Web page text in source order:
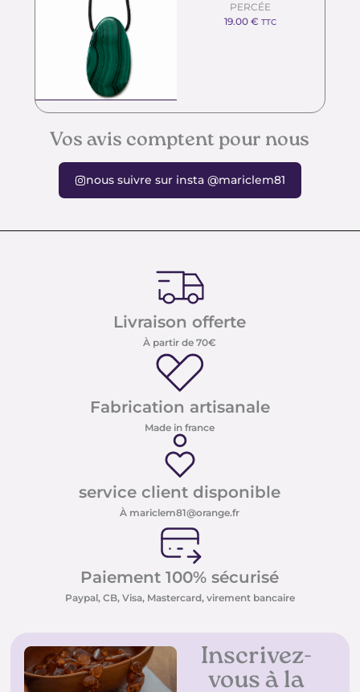
PERCÉE
19.00€ TTC
Vos avis comptent pour nous
nous suivre sur insta @mariclem81
Livraison offerte
À partir de 70€
Fabrication artisanale
Made in france
service client disponible
À mariclem81@orange.fr
Paiement 100% sécurisé
Paypal, CB, Visa, Mastercard, virement bancaire
Inscrivez-
vous à la